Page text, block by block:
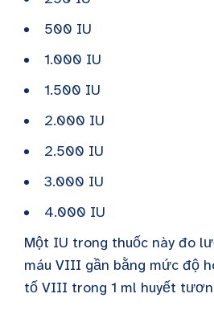
500 IU
1.000 IU
1.500 IU
2.000 IU
2.500 IU
3.000 IU
4.000 IU
Một IU trong thuốc này đo
máu VIII gần bằng mức độ
tố VIII trong 1 ml huyết